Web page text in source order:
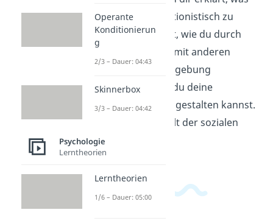
es bedeutet, interaktionistisch zu
handeln. Du erfährst, wie du durch
deine Interaktionen mit anderen
Menschen deine Umgebung
beeinflusst und wie du deine
Beziehungen positiv gestalten kannst.
Tauche ein in die Welt der sozialen
Interaktion!
Operante
Konditionierun
g
2/3 – Dauer: 04:43
Skinnerbox
3/3 – Dauer: 04:42
Psychologie
Lerntheorien
Lerntheorien
1/6 – Dauer: 05:00